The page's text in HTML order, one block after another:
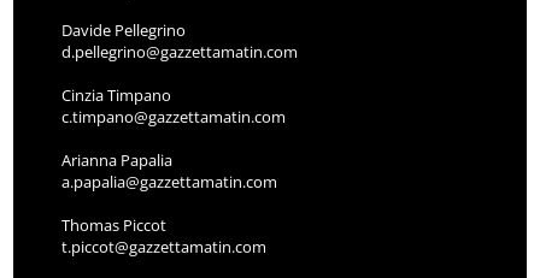
Davide Pellegrino
d.pellegrino@gazzettamatin.com
Cinzia Timpano
c.timpano@gazzettamatin.com
Arianna Papalia
a.papalia@gazzettamatin.com
Thomas Piccot
t.piccot@gazzettamatin.com